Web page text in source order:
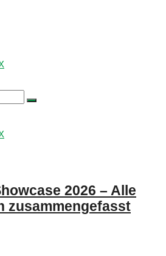
2026 – Alle
zusammengefasst